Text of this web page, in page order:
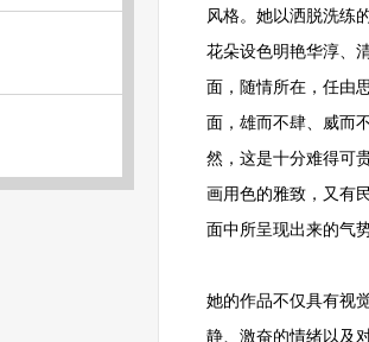
风格。她以洒脱洗练
花朵设色明艳华淳、
面，随情所在，任由
面，雄而不肆、威而
然，这是十分难得可
画用色的雅致，又有
面中所呈现出来的气
她的作品不仅具有视
静、激奋的情绪以及